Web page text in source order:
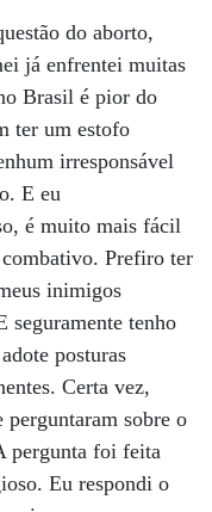
do aborto,
já enfrentei muitas
Brasil é pior do
ter um estofo
irresponsável
E eu
é muito mais fácil
Prefiro ter
inimigos
seguramente tenho
posturas
Certa vez,
perguntaram sobre o
pergunta foi feita
Eu respondi o